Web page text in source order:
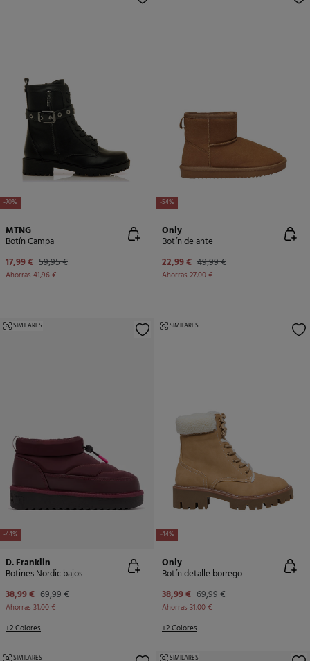
-70%
MTNG
Botín Campa
17,99 € 59,95 €
Ahorras 41,96 €
-54%
Only
Botín de ante
22,99 € 49,99 €
Ahorras 27,00 €
-44%
SIMILARES
D. Franklin
Botines Nordic bajos
38,99 € 69,99 €
Ahorras 31,00 €
+2 Colores
-44%
SIMILARES
Only
Botín detalle borrego
38,99 € 69,99 €
Ahorras 31,00 €
+2 Colores
SIMILARES SIMILARES